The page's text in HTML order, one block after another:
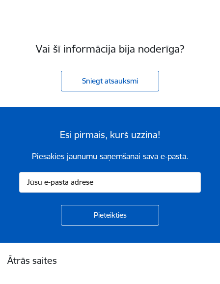
Vai šī informācija bija noderīga?
Sniegt atsauksmi
Esi pirmais, kurš uzzina!
Piesakies jaunumu saņemšanai savā e-pastā.
Ātrās saites